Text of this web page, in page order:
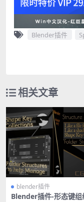
Blender插件
相关文章
blender插件
Blender插件-形态键组